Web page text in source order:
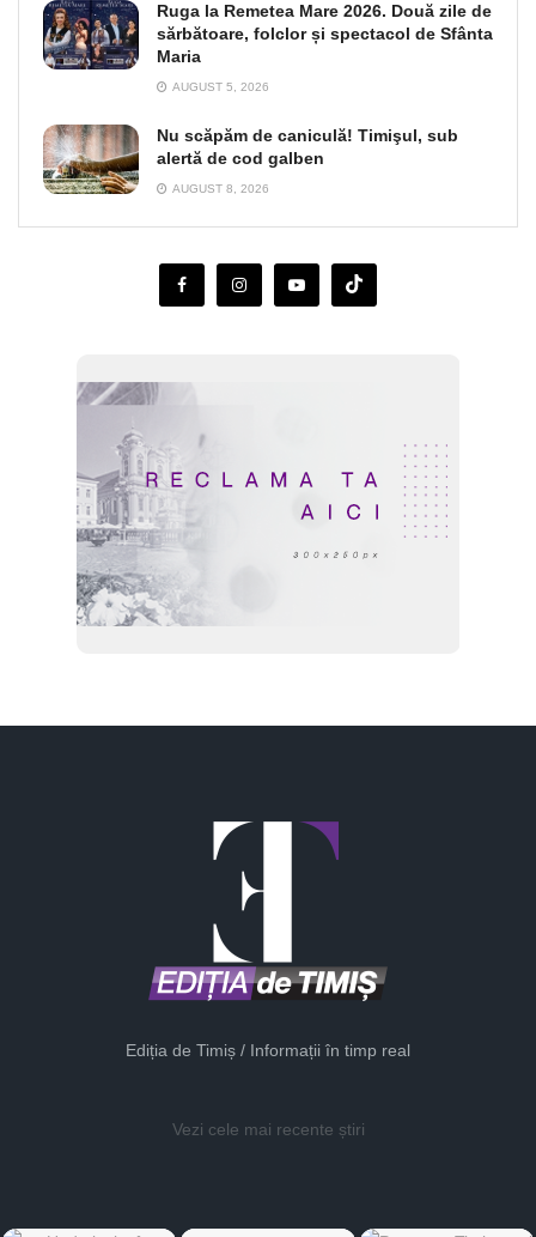
Ruga la Remetea Mare 2026. Două zile de
sărbătoare, folclor și spectacol de Sfânta
Maria
AUGUST 5, 2026
Nu scăpăm de caniculă! Timişul, sub
alertă de cod galben
AUGUST 8, 2026
Ediția de Timiș / Informații în timp real
Vezi cele mai recente știri